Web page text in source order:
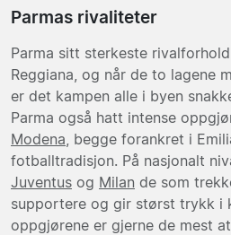
Parmas rivaliteter
Parma sitt sterkeste
Reggiana, og når de to lagene
er det kampen alle i byen
Parma også hatt intense
Modena , begge forankret i
fotballtradisjon. På nasjonalt
Juventus og Milan de som
supportere og gir størst trykk i
oppgjørene er gjerne de mest